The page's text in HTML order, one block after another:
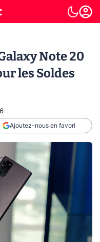
Note 20
les Soldes
Ajoutez-nous en favori